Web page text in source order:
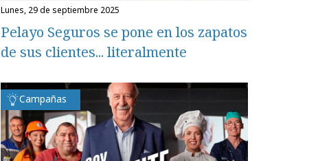
lunes, 29 de septiembre 2025
Pelayo Seguros se pone en los zapatos
de sus clientes... literalmente
Campañas